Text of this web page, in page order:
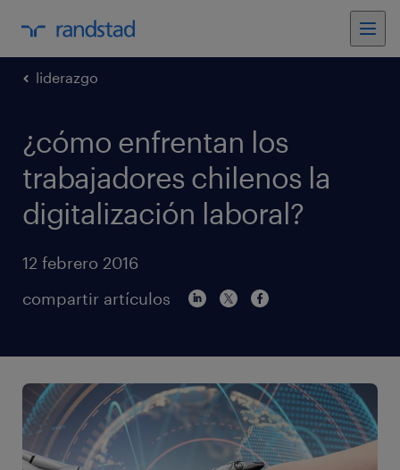
liderazgo
¿cómo enfrentan los
trabajadores chilenos la
digitalización laboral?
12 febrero 2016
compartir artículos